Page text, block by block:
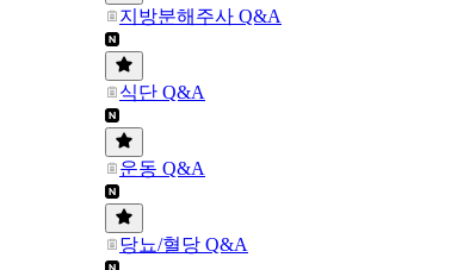
지방분해주사 Q&A
식단 Q&A
운동 Q&A
당뇨/혈당 Q&A